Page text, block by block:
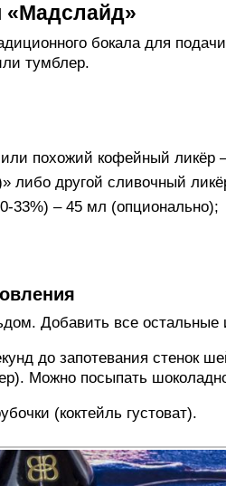
«Мадслайд»
бокала для
тумблер.
похожий кофейный ликёр
либо другой сливочный
33%) – 45 мл (опционально);
Добавить все остальные
до запотевания стенок
Можно посыпать
(коктейль густоват).